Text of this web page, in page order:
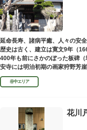
延命長寿、諸病平癒、人々の安
歴史は古く、建立は寛文9年（
400年も前にさかのぼった板碑
安寺には明治初期の画家狩野芳
ります。
谷中エリア
花川